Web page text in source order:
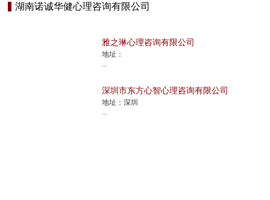
湖南诺诚华健心理咨询有限公司
雅之琳心理咨询有限公司
地址：
深圳市东方心智心理咨询有限公司
地址：深圳